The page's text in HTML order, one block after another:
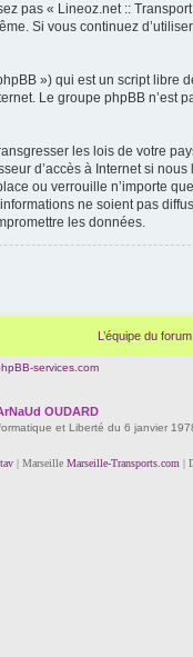
pas « Lineoz.net ::
Si vous continuez
») qui est un script libre
Le groupe phpBB n’est
les lois de votre
d’accès à Internet si
ou verrouille n’importe
ne soient pas
les données.
L’équipe du forum
services.com
OUDARD
et Liberté du 6 janvier
| Marseille Marseille-Transports.com |